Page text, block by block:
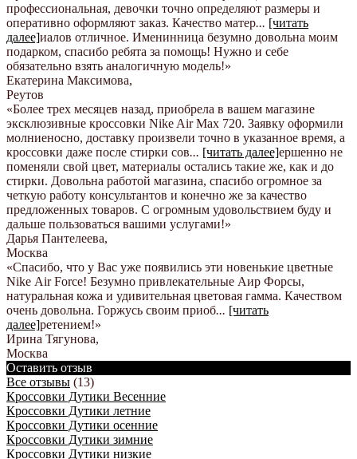
профессиональная, девочки точно определяют размеры и
оперативно оформляют заказ. Качество матер... [читать
далее]иалов отличное. Именинница безумно довольна моим
подарком, спасибо ребята за помощь! Нужно и себе
обязательно взять аналогичную модель!»
Екатерина Максимова,
Реутов
«Более трех месяцев назад, приобрела в вашем магазине
эксклюзивные кроссовки Nike Air Max 720. Заявку оформили
молниеносно, доставку произвели точно в указанное время, а
кроссовки даже после стирки сов... [читать далее]ершенно не
поменяли свой цвет, материалы остались такие же, как и до
стирки. Довольна работой магазина, спасибо огромное за
четкую работу консультантов и конечно же за качество
предложенных товаров. С огромным удовольствием буду и
дальше пользоваться вашими услугами!»
Дарья Пантелеева,
Москва
«Спасибо, что у Вас уже появились эти новенькие цветные
Nike Аir Force! Безумно привлекательные Аир Форсы,
натуральная кожа и удивительная цветовая гамма. Качеством
очень довольна. Горжусь своим приоб... [читать
далее]ретением!»
Ирина Тягунова,
Москва
Оставить отзыв
Все отзывы (13)
Кроссовки Дутики Весенние
Кроссовки Дутики летние
Кроссовки Дутики осенние
Кроссовки Дутики зимние
Кроссовки Дутики низкие